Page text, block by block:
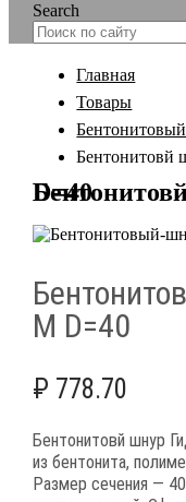
Search
Главная
Товары
Бентонитовй
Бентонитовй шнур Гидроизол-М D=40
М D=40
₽ 778.70
Бентонитовй шнур
из бентонита,
Размер сечения —